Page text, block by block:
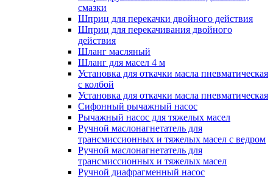
смазки
Шприц для перекачки двойного действия
Шприц для перекачивания двойного
действия
Шланг масляный
Шланг для масел 4 м
Установка для откачки масла пневматическая
с колбой
Установка для откачки масла пневматическая
Сифонный рычажный насос
Рычажный насос для тяжелых масел
Ручной маслонагнетатель для
трансмиссионных и тяжелых масел с ведром
Ручной маслонагнетатель для
трансмиссионных и тяжелых масел
Ручной диафрагменный насос